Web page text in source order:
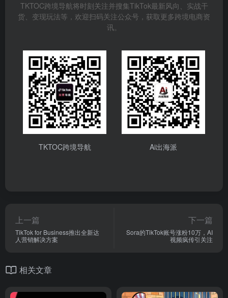
TKTOC跨境导航将时刻关注并搜集TikTok最新风向、实战干
货、变现玩法等，欢迎扫码关注公众号，获取更多跨境电商资
讯。
TKTOC跨境导航 Ai出海派
上一篇
TikTok for Business推出全新达
人营销解决方案
下一篇
Sora的TikTok账号涨粉10万，AI
视频疯传引关注
相关文章